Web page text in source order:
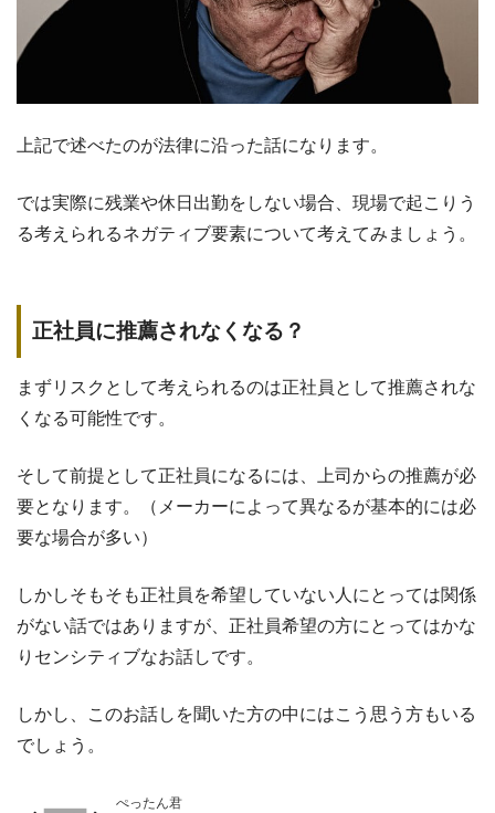
上記で述べたのが法律に沿った話になります。
では実際に残業や休日出勤をしない場合、現場で起こりう
る考えられるネガティブ要素について考えてみましょう。
正社員に推薦されなくなる？
まずリスクとして考えられるのは正社員として推薦されな
くなる可能性です。
そして前提として正社員になるには、上司からの推薦が必
要となります。（メーカーによって異なるが基本的には必
要な場合が多い）
しかしそもそも正社員を希望していない人にとっては関係
がない話ではありますが、正社員希望の方にとってはかな
りセンシティブなお話しです。
しかし、このお話しを聞いた方の中にはこう思う方もいる
でしょう。
ぺったん君